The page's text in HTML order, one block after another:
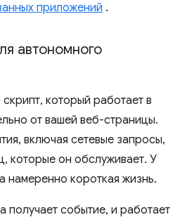
приложений .
автономного
который работает в
от вашей веб-страницы.
включая сетевые запросы,
которые он обслуживает. У
намеренно короткая жизнь.
получает событие, и работает